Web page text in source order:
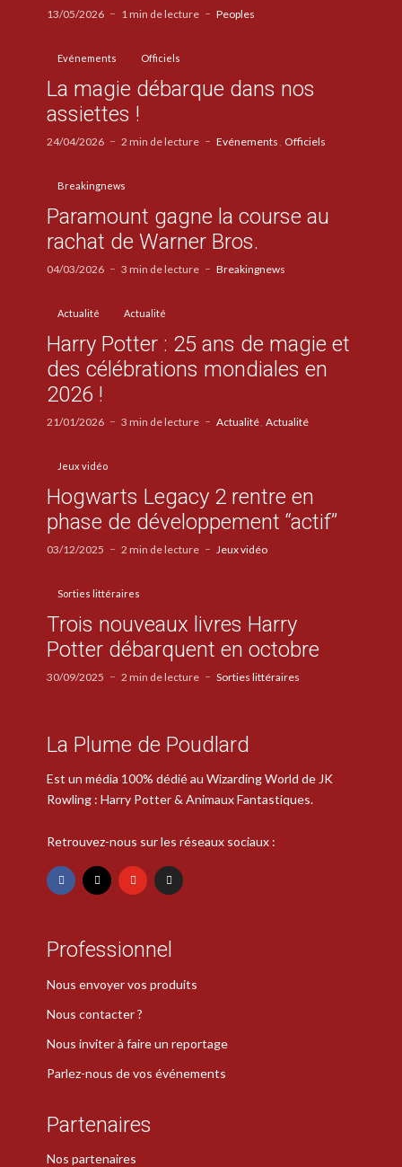
13/05/2026 1 min de lecture Peoples
Evénements Officiels
La magie débarque dans nos
assiettes !
24/04/2026 2 min de lecture Evénements Officiels
Breakingnews
Paramount gagne la course au
rachat de Warner Bros.
04/03/2026 3 min de lecture Breakingnews
Actualité Actualité
Harry Potter : 25 ans de magie et
des célébrations mondiales en
2026 !
21/01/2026 3 min de lecture Actualité Actualité
Jeux vidéo
Hogwarts Legacy 2 rentre en
phase de développement “actif”
03/12/2025 2 min de lecture Jeux vidéo
Sorties littéraires
Trois nouveaux livres Harry
Potter débarquent en octobre
30/09/2025 2 min de lecture Sorties littéraires
La Plume de Poudlard
Est un média 100% dédié au Wizarding World de JK
Rowling : Harry Potter & Animaux Fantastiques.
Retrouvez-nous sur les réseaux sociaux :
Professionnel
Nous envoyer vos produits
Nous contacter ?
Nous inviter à faire un reportage
Parlez-nous de vos événements
Partenaires
Nos partenaires